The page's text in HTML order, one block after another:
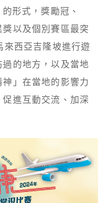
形式，獎勵冠、
以及個別賽區最突
來西亞吉隆坡進行遊
的地方，以及當地
」在當地的影響力
進互動交流、加深